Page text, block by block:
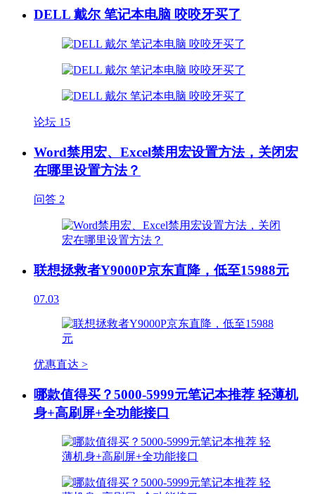
DELL 戴尔 笔记本电脑 咬咬牙买了
论坛 15
Word禁用宏、Excel禁用宏设置方法，关闭宏
在哪里设置方法？
问答 2
联想拯救者Y9000P京东直降，低至15988元
07.03
优惠直达 >
哪款值得买？5000-5999元笔记本推荐 轻薄机
身+高刷屏+全功能接口